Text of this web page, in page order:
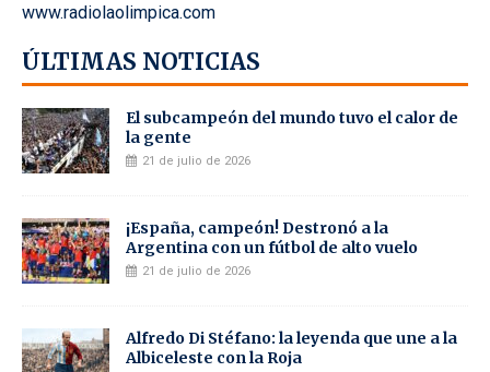
www.radiolaolimpica.com
ÚLTIMAS NOTICIAS
El subcampeón del mundo tuvo el calor de
la gente
21 de julio de 2026
¡España, campeón! Destronó a la
Argentina con un fútbol de alto vuelo
21 de julio de 2026
Alfredo Di Stéfano: la leyenda que une a la
Albiceleste con la Roja